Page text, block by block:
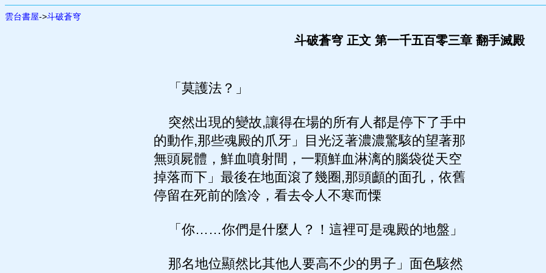
雲台書屋->斗破蒼穹
斗破蒼穹 正文 第一千五百零三章 翻手滅殿
「莫護法？」
突然出現的變故,讓得在場的所有人都是停下了手中
的動作,那些魂殿的爪牙」目光泛著濃濃驚駭的望著那
無頭屍體，鮮血噴射間，一顆鮮血淋漓的腦袋從天空
掉落而下」最後在地面滾了幾圈,那頭顱的面孔，依舊
停留在死前的陰冷，看去令人不寒而慄
「你……你們是什麼人？！這裡可是魂殿的地盤」
那名地位顯然比其他人要高不少的男子」面色駭然